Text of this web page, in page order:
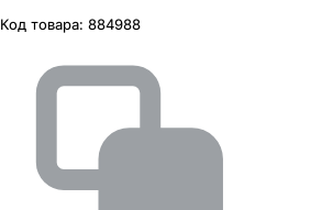
Код товара: 884988